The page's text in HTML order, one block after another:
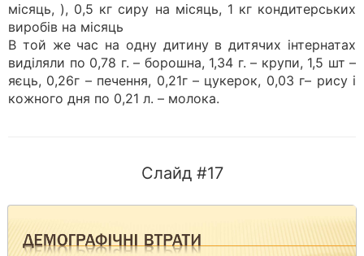
місяць, ), 0,5 кг сиру на місяць, 1 кг кондитерських
виробів на місяць
В той же час на одну дитину в дитячих інтернатах
виділяли по 0,78 г. – борошна, 1,34 г. – крупи, 1,5 шт –
яєць, 0,26г – печення, 0,21г – цукерок, 0,03 г– рису і
кожного дня по 0,21 л. – молока.
Слайд #17